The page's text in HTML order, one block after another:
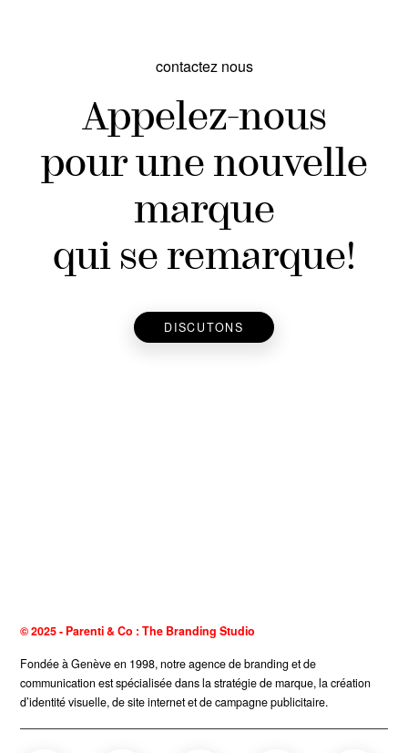
contactez nous
Appelez-nous
pour une nouvelle
marque
qui se remarque!
DISCUTONS
© 2025 - Parenti & Co : The Branding Studio
Fondée à Genève en 1998, notre agence de branding et de
communication est spécialisée dans la stratégie de marque, la création
d’identité visuelle, desite internetet decampagne publicitaire.